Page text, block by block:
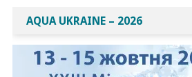
AQUA UKRAINE – 2026